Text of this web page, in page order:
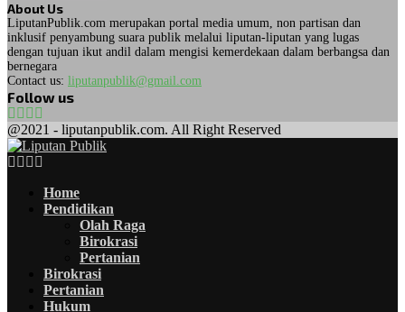
About Us
LiputanPublik.com merupakan portal media umum, non partisan dan
inklusif penyambung suara publik melalui liputan-liputan yang lugas
dengan tujuan ikut andil dalam mengisi kemerdekaan dalam berbangsa dan
bernegara
Contact us: liputanpublik@gmail.com
Follow us
Facebook
Twitter
Instagram
@2021 - liputanpublik.com. All Right Reserved
Facebook
Twitter
Instagram
Home
Pendidikan
Olah Raga
Birokrasi
Pertanian
Birokrasi
Pertanian
Hukum